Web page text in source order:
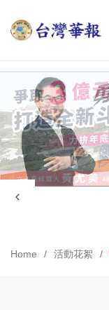
Home 活動花絮